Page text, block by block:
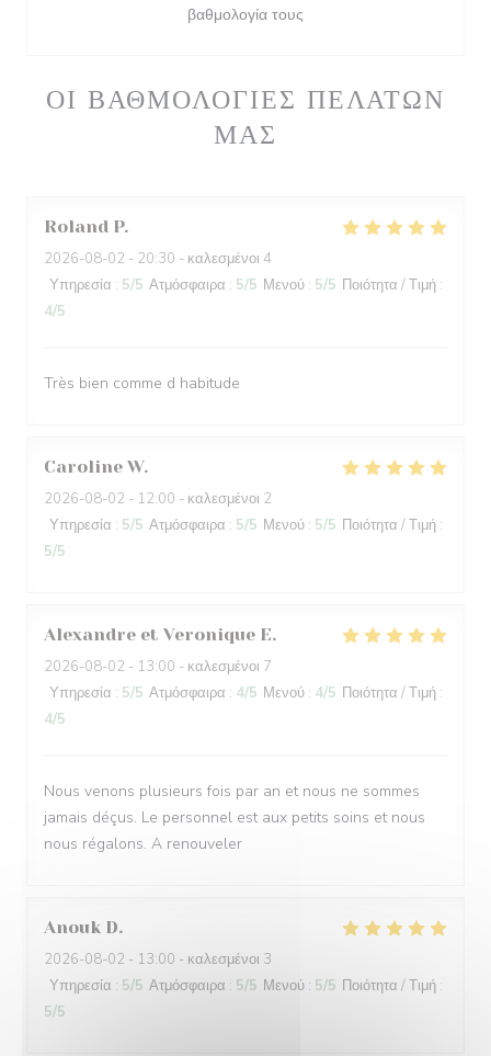
ΟΙ ΒΑΘΜΟΛΟΓΊΕΣ ΠΕΛΑΤΏΝ
ΜΑΣ
Roland P
2026-08-02 - 20:30 - καλεσμένοι 4
Υπηρεσία : 5/5 Ατμόσφαιρα : 5/5 Μενού : 5/5 Ποιότητα / Τιμή :
4/5
Très bien comme d habitude
Caroline W
2026-08-02 - 12:00 - καλεσμένοι 2
Υπηρεσία : 5/5 Ατμόσφαιρα : 5/5 Μενού : 5/5 Ποιότητα / Τιμή :
5/5
Alexandre et Veronique E
2026-08-02 - 13:00 - καλεσμένοι 7
Υπηρεσία : 5/5 Ατμόσφαιρα : 4/5 Μενού : 4/5 Ποιότητα / Τιμή :
4/5
Nous venons plusieurs fois par an et nous ne sommes
jamais déçus. Le personnel est aux petits soins et nous
nous régalons. A renouveler
Anouk D
2026-08-02 - 13:00 - καλεσμένοι 3
Υπηρεσία : 5/5 Ατμόσφαιρα : 5/5 Μενού : 5/5 Ποιότητα / Τιμή :
5/5
βαθμολογία τους